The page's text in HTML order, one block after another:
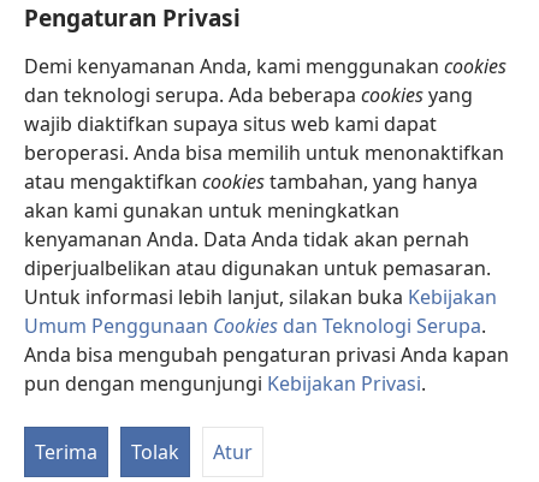
Pengaturan Privasi
Demi kenyamanan Anda, kami menggunakan cookies
dan teknologi serupa. Ada beberapa cookiesyang
wajib diaktifkan supaya situs web kami dapat
beroperasi. Anda bisa memilih untuk menonaktifkan
atau mengaktifkan cookiestambahan, yang hanya
akan kami gunakan untuk meningkatkan
kenyamanan Anda. Data Anda tidak akan pernah
diperjualbelikan atau digunakan untuk pemasaran.
Untuk informasi lebih lanjut, silakan buka Kebijakan
Umum Penggunaan Cookies dan Teknologi Serupa.
Anda bisa mengubah pengaturan privasi Anda kapan
pun dengan mengunjungi Kebijakan Privasi.
Terima Tolak Atur
Sumbangan
(terbuka
di
window
baru)
PERPUSTAKAAN ONLINE Menara Pengawal
(terbuka
di
window
(terbuka
di
window
baru)
JW Library ®
Watchtower Library
Copyright© 2026 Watch Tower Bible and Tract Society of Pennsylvania.
SYARAT PENGGUNAAN|KEBIJAKAN PRIVASI| PENGATURAN PRIVASI